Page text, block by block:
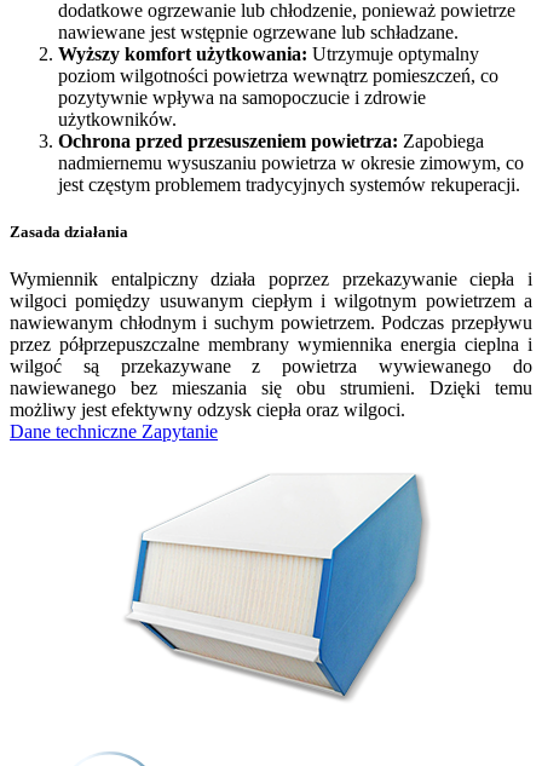
dodatkowe ogrzewanie lub chłodzenie, ponieważ powietrze
nawiewane jest wstępnie ogrzewane lub schładzane.
Wyższy komfort użytkowania: Utrzymuje optymalny
poziom wilgotności powietrza wewnątrz pomieszczeń, co
pozytywnie wpływa na samopoczucie i zdrowie
użytkowników.
Ochrona przed przesuszeniem powietrza: Zapobiega
nadmiernemu wysuszaniu powietrza w okresie zimowym, co
jest częstym problemem tradycyjnych systemów rekuperacji.
Zasada działania
Wymiennik entalpiczny działa poprzez przekazywanie ciepła i
wilgoci pomiędzy usuwanym ciepłym i wilgotnym powietrzem a
nawiewanym chłodnym i suchym powietrzem. Podczas przepływu
przez półprzepuszczalne membrany wymiennika energia cieplna i
wilgoć są przekazywane z powietrza wywiewanego do
nawiewanego bez mieszania się obu strumieni. Dzięki temu
możliwy jest efektywny odzysk ciepła oraz wilgoci.
Dane techniczne Zapytanie